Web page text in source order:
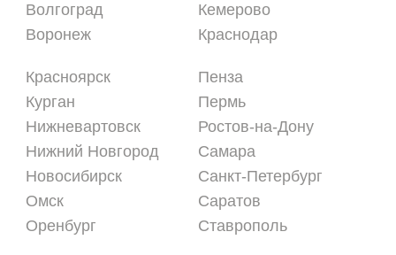
Волгоград
Воронеж
Кемерово
Краснодар
Красноярск
Курган
Нижневартовск
Нижний Новгород
Новосибирск
Омск
Оренбург
Пенза
Пермь
Ростов-на-Дону
Самара
Санкт-Петербург
Саратов
Ставрополь